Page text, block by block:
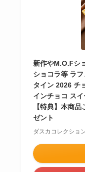
新作やM.O.Fシ
ショコラ等 ラ
タイン 2026 チ
インチョコ ス
【特典】本商
ゼント
ダスカコレクショ